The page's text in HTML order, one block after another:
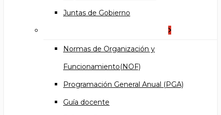
Juntas de Gobierno
Normas de Organización y
Funcionamiento(NOF)
Programación General Anual (PGA)
Guía docente